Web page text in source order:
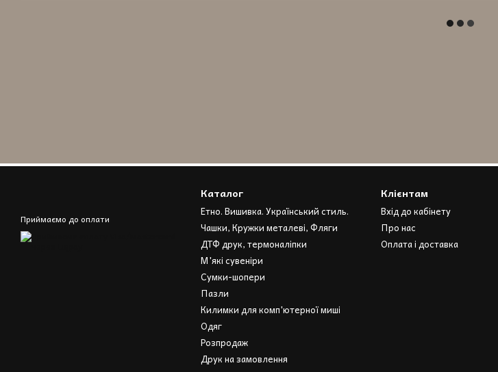
Приймаємо до оплати
Каталог
Етно. Вишивка. Український стиль.
Чашки, Кружки металеві, Фляги
ДТФ друк, термоналіпки
М'які сувеніри
Сумки-шопери
Пазли
Килимки для комп'ютерної миші
Одяг
Розпродаж
Друк на замовлення
Клієнтам
Вхід до кабінету
Про нас
Оплата і доставка